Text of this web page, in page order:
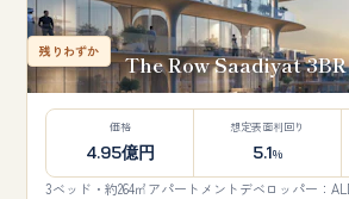
残りわずか The Row Saadiyat 3BR
価格
4.95億円
想定表面利回り
5.1%
3ベッド・約264㎡アパートメントデベロッパー：